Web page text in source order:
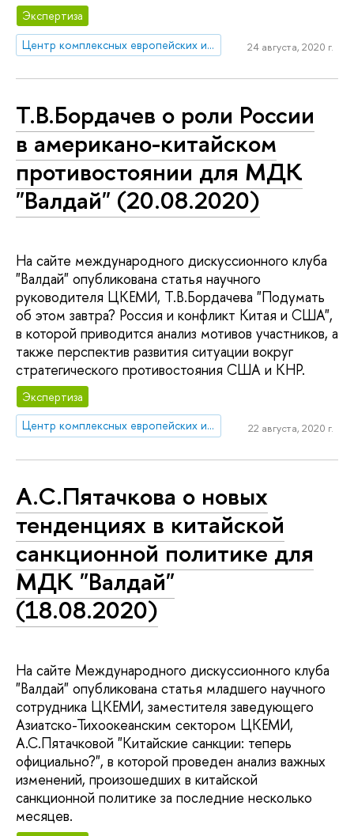
Экспертиза
Центр комплексных европейских и международных исследований (ЦКЕМИ)
24 августа, 2020 г.
Т.В.Бордачев о роли России
в американо-китайском
противостоянии для МДК
"Валдай" (20.08.2020)
На сайте международного дискуссионного клуба
"Валдай" опубликована статья научного
руководителя ЦКЕМИ, Т.В.Бордачева "Подумать
об этом завтра? Россия и конфликт Китая и США",
в которой приводится анализ мотивов участников, а
также перспектив развития ситуации вокруг
стратегического противостояния США и КНР.
Экспертиза
Центр комплексных европейских и международных исследований (ЦКЕМИ)
22 августа, 2020 г.
А.С.Пятачкова о новых
тенденциях в китайской
санкционной политике для
МДК "Валдай"
(18.08.2020)
На сайте Международного дискуссионного клуба
"Валдай" опубликована статья младшего научного
сотрудника ЦКЕМИ, заместителя заведующего
Азиатско-Тихоокеанским сектором ЦКЕМИ,
А.С.Пятачковой "Китайские санкции: теперь
официально?", в которой проведен анализ важных
изменений, произошедших в китайской
санкционной политике за последние несколько
месяцев.